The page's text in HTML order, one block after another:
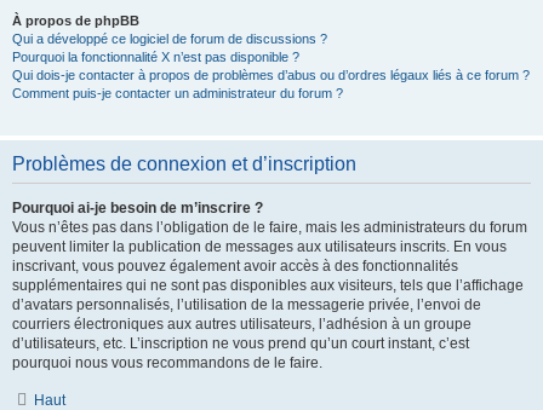
À propos de phpBB
Qui a développé ce logiciel de forum de discussions ?
Pourquoi la fonctionnalité X n’est pas disponible ?
Qui dois-je contacter à propos de problèmes d’abus ou d’ordres légaux liés à ce forum ?
Comment puis-je contacter un administrateur du forum ?
Problèmes de connexion et d’inscription
Pourquoi ai-je besoin de m’inscrire ?
Vous n’êtes pas dans l’obligation de le faire, mais les administrateurs du forum
peuvent limiter la publication de messages aux utilisateurs inscrits. En vous
inscrivant, vous pouvez également avoir accès à des fonctionnalités
supplémentaires qui ne sont pas disponibles aux visiteurs, tels que l’affichage
d’avatars personnalisés, l’utilisation de la messagerie privée, l’envoi de
courriers électroniques aux autres utilisateurs, l’adhésion à un groupe
d’utilisateurs, etc. L’inscription ne vous prend qu’un court instant, c’est
pourquoi nous vous recommandons de le faire.
Haut